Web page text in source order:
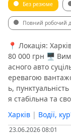
Без резюме
Повний робочий
📍 Локація:
80 000 грн 🖥
асного авто
еревагою
ь,
я стабільна та
Харків | Водії,
23.06.2026 08:01